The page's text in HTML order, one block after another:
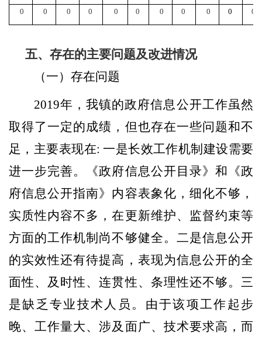
0 0 0 0 0 0 0 0 0 0 0
五、存在的主要问题及改进情况
（一）存在问题
2019年，我镇的政府信息公开工作虽然
取得了一定的成绩，但也存在一些问题和不
足，主要表现在: 一是长效工作机制建设需要
进一步完善。《政府信息公开目录》和《政
府信息公开指南》内容表象化，细化不够，
实质性内容不多，在更新维护、监督约束等
方面的工作机制尚不够健全。二是信息公开
的实效性还有待提高，表现为信息公开的全
面性、及时性、连贯性、条理性还不够。三
是缺乏专业技术人员。由于该项工作起步
晚、工作量大、涉及面广、技术要求高，而